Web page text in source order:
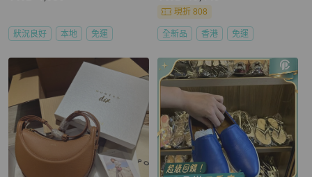
狀況良好 本地 免運
現折 808
全新品 香港 免運